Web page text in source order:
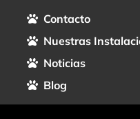
Contacto
Nuestras
Noticias
Blog